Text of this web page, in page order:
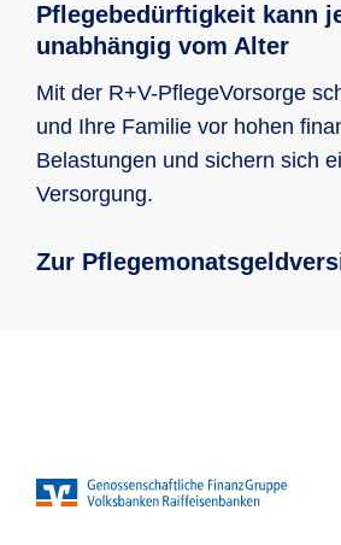
Pflegebedürftigkeit kann
unabhängig vom Alter
Mit der R+V-PflegeVorsorge
und Ihre Familie vor hohen
Belastungen und sichern sich
Versorgung.
Zur